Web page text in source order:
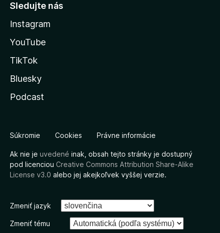
Sledujte nás
Instagram
YouTube
TikTok
Bluesky
Podcast
Súkromie Cookies Právne informácie
Ak nie je uvedené inak, obsah tejto stránky je dostupný
pod licenciou Creative Commons Attribution Share-Alike
License v3.0 alebo jej akejkoľvek vyššej verzie.
Zmeniť jazyk
Zmeniť tému